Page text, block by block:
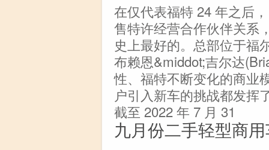
在仅代表福特 24 年之后
售特许经营合作伙伴关系
史上最好的。总部位于福
布赖恩&middot;吉尔达
性、福特不断变化的商业
户引入新车的挑战都发挥
截至 2022 年 7 月 31
九月份二手轻型商